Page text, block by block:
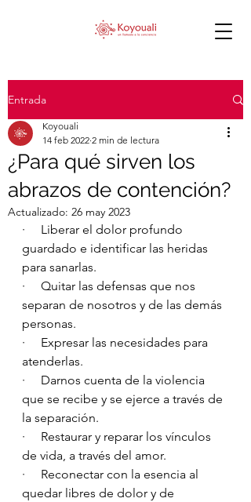
Entrada
¿Para qué sirven los
abrazos de contención?
Koyouali
14 feb 2022 2 min de lectura
Actualizado: 26 may 2023
·     Liberar el dolor profundo
guardado e identificar las heridas
para sanarlas.
·     Quitar las defensas que nos
separan de nosotros y de las demás
personas.
·     Expresar las necesidades para
atenderlas.
·     Darnos cuenta de la violencia
que se recibe y se ejerce a través de
la separación.
·     Restaurar y reparar los vínculos
de vida, a través del amor.
·     Reconectar con la esencia al
quedar libres de dolor y de